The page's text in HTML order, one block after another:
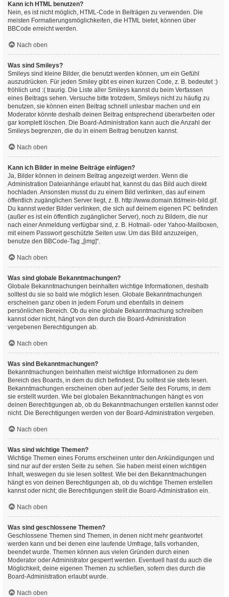
Kann ich HTML benutzen?
Nein, es ist nicht möglich, HTML-Code in Beiträgen zu verwenden. Die
meisten Formatierungsmöglichkeiten, die HTML bietet, können über
BBCode erreicht werden.
Nach oben
Was sind Smileys?
Smileys sind kleine Bilder, die benutzt werden können, um ein Gefühl
auszudrücken. Für jeden Smiley gibt es einen kurzen Code, z. B. bedeutet :)
fröhlich und :( traurig. Die Liste aller Smileys kannst du beim Verfassen
eines Beitrags sehen. Versuche bitte trotzdem, Smileys nicht zu häufig zu
benutzen, sie können einen Beitrag schnell unlesbar machen und ein
Moderator könnte deshalb deinen Beitrag entsprechend überarbeiten oder
gar komplett löschen. Die Board-Administration kann auch die Anzahl der
Smileys begrenzen, die du in einem Beitrag benutzen kannst.
Nach oben
Kann ich Bilder in meine Beiträge einfügen?
Ja, Bilder können in deinem Beitrag angezeigt werden. Wenn die
Administration Dateianhänge erlaubt hat, kannst du das Bild auch direkt
hochladen. Ansonsten musst du zu einem Bild verlinken, das auf einem
öffentlich zugänglichen Server liegt, z. B. http://www.domain.tld/mein-bild.gif.
Du kannst weder Bilder verlinken, die sich auf deinem eigenen PC befinden
(außer es ist ein öffentlich zugänglicher Server), noch zu Bildern, die nur
nach einer Anmeldung verfügbar sind, z. B. Hotmail- oder Yahoo-Mailboxen,
mit einem Passwort geschützte Seiten usw. Um das Bild anzuzeigen,
benutze den BBCode-Tag „[img]“.
Nach oben
Was sind globale Bekanntmachungen?
Globale Bekanntmachungen beinhalten wichtige Informationen, deshalb
solltest du sie so bald wie möglich lesen. Globale Bekanntmachungen
erscheinen ganz oben in jedem Forum und ebenfalls in deinem
persönlichen Bereich. Ob du eine globale Bekanntmachung schreiben
kannst oder nicht, hängt von den durch die Board-Administration
vergebenen Berechtigungen ab.
Nach oben
Was sind Bekanntmachungen?
Bekanntmachungen beinhalten meist wichtige Informationen zu dem
Bereich des Boards, in dem du dich befindest. Du solltest sie stets lesen.
Bekanntmachungen erscheinen oben auf jeder Seite des Forums, in dem
sie erstellt wurden. Wie bei globalen Bekanntmachungen hängt es von
deinen Berechtigungen ab, ob du Bekanntmachungen erstellen kannst oder
nicht. Die Berechtigungen werden von der Board-Administration vergeben.
Nach oben
Was sind wichtige Themen?
Wichtige Themen eines Forums erscheinen unter den Ankündigungen und
sind nur auf der ersten Seite zu sehen. Sie haben meist einen wichtigen
Inhalt, weswegen du sie lesen solltest. Wie bei den Bekanntmachungen
hängt es von deinen Berechtigungen ab, ob du wichtige Themen erstellen
kannst oder nicht; die Berechtigungen stellt die Board-Administration ein.
Nach oben
Was sind geschlossene Themen?
Geschlossene Themen sind Themen, in denen nicht mehr geantwortet
werden kann und bei denen eine laufende Umfrage, falls vorhanden,
beendet wurde. Themen können aus vielen Gründen durch einen
Moderator oder Administrator gesperrt werden. Eventuell hast du auch die
Möglichkeit, deine eigenen Themen zu schließen, sofern dies durch die
Board-Administration erlaubt wurde.
Nach oben